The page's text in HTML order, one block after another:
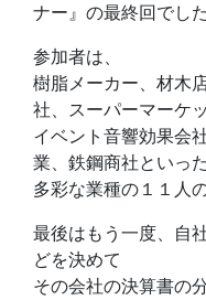
ナー』の最終回でした
参加者は、
樹脂メーカー、材木
社、スーパーマーケ
イベント音響効果会
業、鉄鋼商社といった
多彩な業種の１１人
最後はもう一度、自
どを決めて
その会社の決算書の